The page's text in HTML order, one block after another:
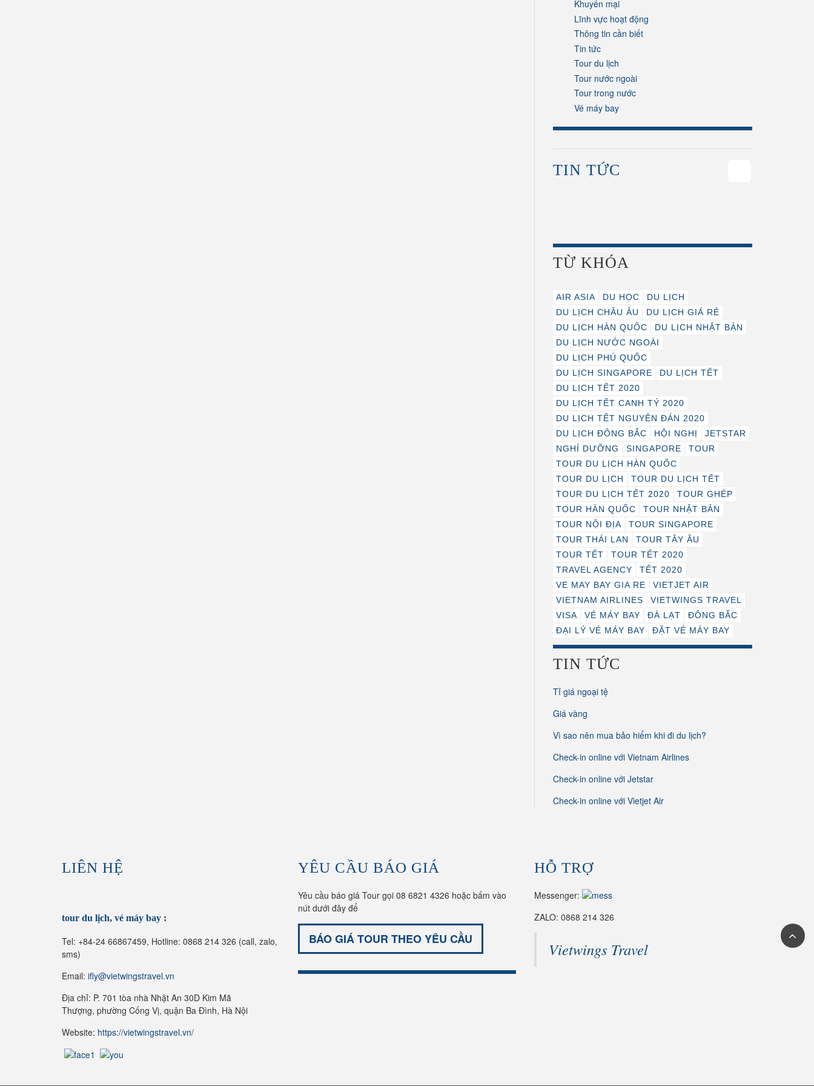
Khuyến mại
Lĩnh vực hoạt động
Thông tin cần biết
Tin tức
Tour du lịch
Tour nước ngoài
Tour trong nước
Vé máy bay
TIN TỨC
TỪ KHÓA
AIR ASIA DU HỌC
DU LỊCH
DU LỊCH CHÂU ÂU
DU LỊCH GIÁ RẺ
DU LỊCH HÀN QUỐC
DU LỊCH NHẬT BẢN
DU LỊCH NƯỚC NGOÀI
DU LỊCH PHÚ QUỐC
DU LỊCH SINGAPORE
DU LỊCH TẾT
DU LỊCH TẾT 2020
DU LỊCH TẾT CANH TÝ 2020
DU LỊCH TẾT NGUYÊN ĐÁN 2020
DU LỊCH ĐÔNG BẮC
HỘI NGHỊ
JETSTAR
NGHỈ DƯỠNG
SINGAPORE
TOUR
TOUR DU LỊCH HÀN QUỐC
TOUR DU LỊCH
TOUR DU LỊCH TẾT
TOUR DU LỊCH TẾT 2020
TOUR GHÉP
TOUR HÀN QUỐC
TOUR NHẬT BẢN
TOUR NỘI ĐỊA
TOUR SINGAPORE
TOUR THÁI LAN
TOUR TÂY ÂU
TOUR TẾT
TOUR TẾT 2020
TRAVEL AGENCY
TẾT 2020
VE MAY BAY GIA RE
VIETJET AIR
VIETNAM AIRLINES
VIETWINGS TRAVEL
VISA
VÉ MÁY BAY ĐÀ LẠT
ĐÔNG BẮC
ĐẠI LÝ VÉ MÁY BAY
ĐẶT VÉ MÁY BAY
TIN TỨC
Tỉ giá ngoại tệ
Giá vàng
Vì sao nên mua bảo hiểm khi đi du lịch?
Check-in online với Vietnam Airlines
Check-in online với Jetstar
Check-in online với Vietjet Air
LIÊN HỆ
tour du lịch, vé máy bay :
Tel: +84-24 66867459, Hotline: 0868 214 326 (call, zalo,
sms)
Email: ifly@vietwingstravel.vn
Địa chỉ: P. 701 tòa nhà Nhật An 30D Kim Mã
Thượng, phường Cống Vị, quận Ba Đình, Hà Nội
Website: https://vietwingstravel.vn/
YÊU CẦU BÁO GIÁ
Yêu cầu báo giá Tour gọi 08 6821 4326 hoặc bấm vào
nút dưới đây để
BÁO GIÁ TOUR THEO YÊU CẦU
HỖ TRỢ
Messenger:
ZALO: 0868 214 326
Vietwings Travel